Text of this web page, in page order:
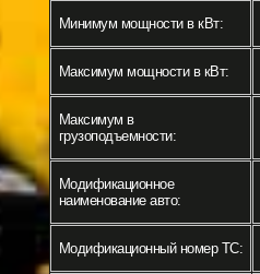
Минимум мощности в кВт:
Максимум мощности в кВт:
Максимум в
грузоподъемности:
Модификационное
наименование авто:
Модификационный номер ТС: